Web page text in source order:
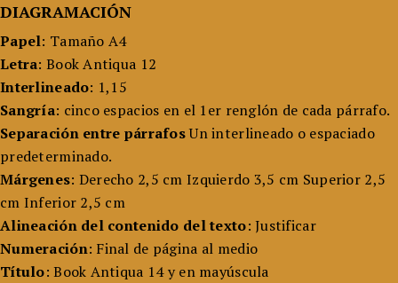
DIAGRAMACIÓN
Papel: Tamaño A4
Letra: Book Antiqua 12
Interlineado: 1,15
Sangría: cinco espacios en el 1er renglón de cada párrafo.
Separación entre párrafosUn interlineado o espaciado
predeterminado.
Márgenes: Derecho 2,5 cm Izquierdo 3,5 cm Superior 2,5
cm Inferior 2,5 cm
Alineación del contenido del texto: Justificar
Numeración: Final de página al medio
Título: Book Antiqua 14 y en mayúscula